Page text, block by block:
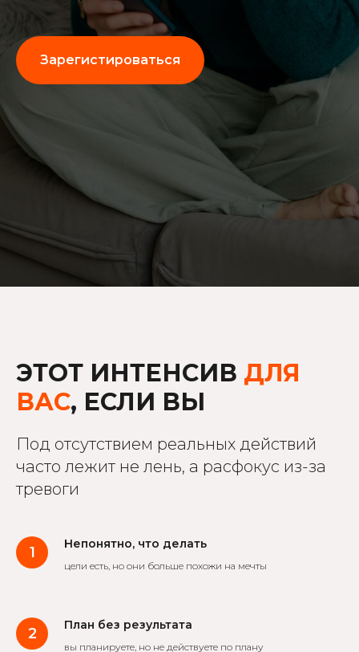
Зарегистироваться
ЭТОТ ИНТЕНСИВ ДЛЯ
ВАС, ЕСЛИ ВЫ
Под отсутствием реальных действий
часто лежит не лень, а расфокус из-за
тревоги
Непонятно, что делать
цели есть, но они больше похожи на мечты
План без результата
вы планируете, но не действуете по плану